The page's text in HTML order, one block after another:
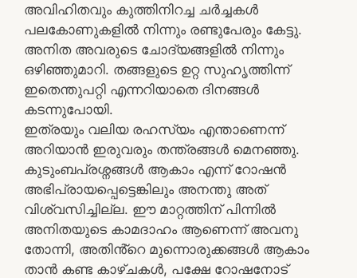
അവിഹിതവും കുത്തിനിറച്ച ചർച്ചകൾ
പലകോണുകളിൽ നിന്നും രണ്ടുപേരും കേട്ടു.
അനിത അവരുടെ ചോദ്യങ്ങളിൽ നിന്നും
ഒഴിഞ്ഞുമാറി. തങ്ങളുടെ ഉറ്റ സുഹൃത്തിന്ന്
ഇതെന്തുപറ്റി എന്നറിയാതെ ദിനങ്ങൾ
കടന്നുപോയി.
ഇത്രയും വലിയ രഹസ്യം എന്താണെന്ന്
അറിയാൻ ഇരുവരും തന്ത്രങ്ങൾ മെനഞ്ഞു.
കുടുംബപ്രശ്നങ്ങൾ ആകാം എന്ന് റോഷൻ
അഭിപ്രായപ്പെട്ടെങ്കിലും അനന്തു അത്
വിശ്വസിച്ചില്ല. ഈ മാറ്റത്തിന് പിന്നിൽ
അനിതയുടെ കാമദാഹം ആണെന്ന് അവനു
തോന്നി, അതിൻ്റെ മുന്നൊരുക്കങ്ങൾ ആകാം
താൻ കണ്ട കാഴ്ചകൾ, പക്ഷേ റോഷനോട്